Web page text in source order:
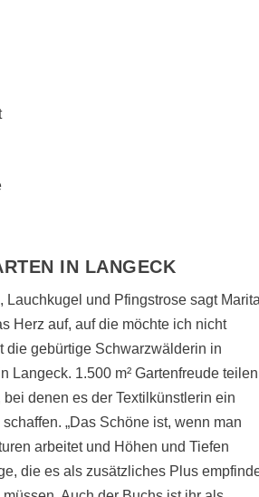
IN LANGECK
Lauchkugel und Pfingstrose sagt
Herz auf, auf die möchte ich nicht
die gebürtige Schwarzwälderin in
Langeck. 1.500 m² Gartenfreude teilen
denen es der Textilkünstlerin ein
„Das Schöne ist, wenn man
arbeitet und Höhen und Tiefen
die es als zusätzliches Plus